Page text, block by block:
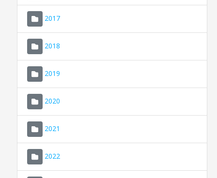
2017
2018
2019
2020
2021
2022